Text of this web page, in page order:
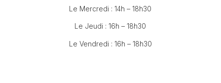
Le Mercredi : 14h – 18h30
Le Jeudi : 16h – 18h30
Le Vendredi : 16h – 18h30